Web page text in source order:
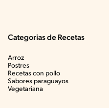
Categorias de Recetas
Arroz
Postres
Recetas con pollo
Sabores paraguayos
Vegetariana